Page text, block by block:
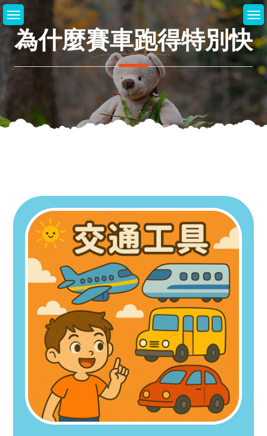
Skip
to
content為什麼賽車跑得特別快